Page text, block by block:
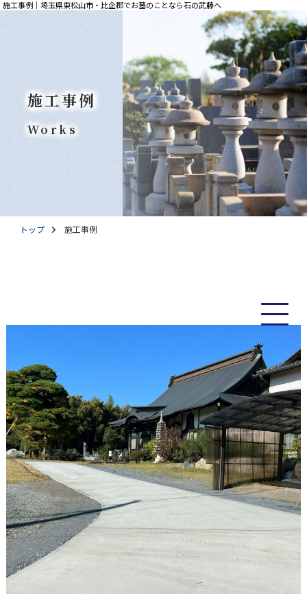
施工事例｜埼玉県東松山市・比企郡でお墓のことなら石の武藤へ
施工事例
Works
トップ 施工事例